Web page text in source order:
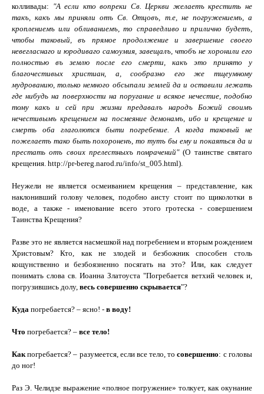
колливады: "А если кто вопреки Св.Церкви желаетъ крестить не
такъ, какъ мы приняли отъ Св. Отцовъ, т.е, не погружениемъ, а
кроплениемъ или обливаниемъ, то справедливо и прилично будетъ,
чтобы таковый, въ прямое продолжение и завершение своего
невегласнаго и юродиваго самоумия, завещалъ, чтобъ не хоронили его
полностью въ землю после его смерти, какъ это принято у
благочестивых христиан, а, сообразно его же тщеумному
мудрованию, только немного обсыпали землей да и оставили лежать
где нибудь на поверхности на поругание и всякое нечестие, подобно
тому какъ и сей при жизни предавалъ народъ Божий своимъ
нечестивымъ крещением на посмеяние демонамъ, ибо и крещение и
смерть оба глаголются быти погребение. А когда таковый не
пожелаетъ тако быть похороненъ, то тутъ бы ему и покаяться да и
престать отъ своих прелестныхъ помрачений" (О таинстве святаго
крещения. http://pr-bereg.narod.ru/info/st_005.html).
Неужели не является осмеиванием крещения – представление, как
наклонивший голову человек, подобно аисту стоит по щиколотки в
воде, а также - именование всего этого гротеска - совершением
Таинства Крещения?
Разве это не является насмешкой над погребением и вторым рождением
Христовым? Кто, как не злодей и безбожник способен столь
кощунственно и безбоязненно посягать на это? Или, как следует
понимать слова св. Иоанна Златоуста"Погребается ветхий человек и,
погрузившись долу, весь совершенно скрывается"?
Куда погребается? – ясно! - в воду!
Что погребается? – все тело!
Какпогребается? – разумеется, если все тело, тосовершенно: с головы
до ног!
Раз Э. Челидзе выражение «полное погружение» толкует, как окунание